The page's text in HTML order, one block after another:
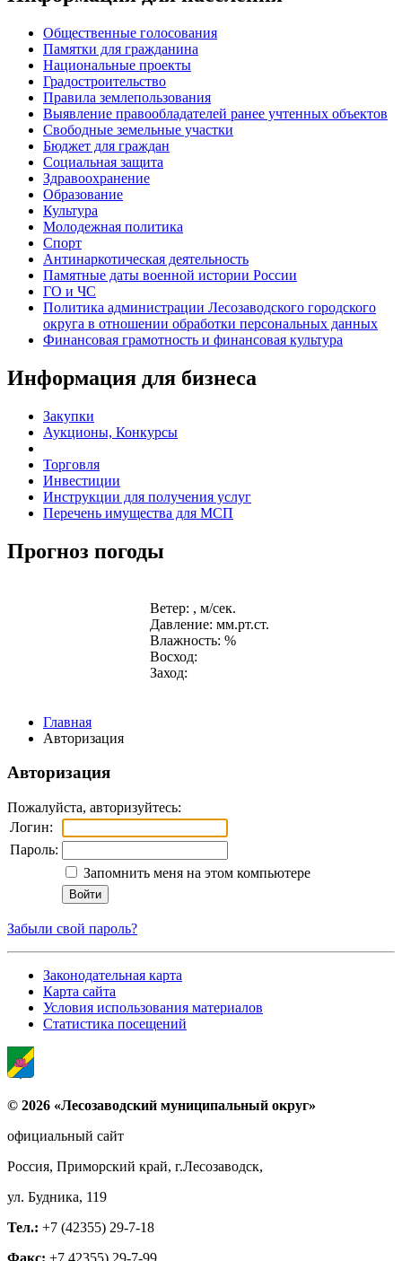
Общественные голосования
Памятки для гражданина
Национальные проекты
Градостроительство
Правила землепользования
Выявление правообладателей ранее учтенных объектов
Свободные земельные участки
Бюджет для граждан
Социальная защита
Здравоохранение
Образование
Культура
Молодежная политика
Спорт
Антинаркотическая деятельность
Памятные даты военной истории России
ГО и ЧС
Политика администрации Лесозаводского городского
округа в отношении обработки персональных данных
Финансовая грамотность и финансовая культура
Информация для бизнеса
Закупки
Аукционы, Конкурсы
Торговля
Инвестиции
Инструкции для получения услуг
Перечень имущества для МСП
Прогноз погоды
Ветер: , м/сек.
Давление: мм.рт.ст.
Влажность: %
Восход:
Заход:
Главная
Авторизация
Авторизация
Пожалуйста, авторизуйтесь:
Логин:
Пароль:
Запомнить меня на этом компьютере
Забыли свой пароль?
Законодательная карта
Карта сайта
Условия использования материалов
Статистика посещений
© 2026 «Лесозаводский муниципальный округ»
официальный сайт
Россия, Приморский край, г.Лесозаводск,
ул. Будника, 119
Тел.: +7 (42355) 29-7-18